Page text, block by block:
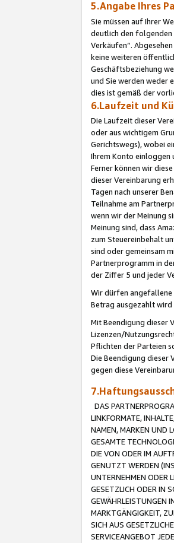
5.Angabe Ihres
Sie müssen auf Ihrer
deutlich den folgenden
Verkäufen“.
keine weiteren
Geschäftsbeziehung
und Sie werden weder
dies ist gemäß der
6.Laufzeit und
Die Laufzeit dieser
oder aus wichtigem
Gerichtswegs), wobei
Ihrem Konto einloggen
Ferner können wir
dieser Vereinbarung
Tagen nach unserer
Teilnahme am
wenn wir der Meinung
Meinung sind, dass
zum Steuereinbehalt
sind oder gemeinsam
Partnerprogramm in
der Ziffer 5 und jeder
Wir dürfen angefallene
Betrag ausgezahlt wird
Mit Beendigung dieser
Lizenzen/
Pflichten der Parteien
Die Beendigung dieser
gegen diese
DAS
LINKFORMATE,
NAMEN, MARKEN UND
GESAMTE
DIE VON ODER IM
GENUTZT WERDEN
UNTERNEHMEN ODER
GESETZLICH ODER IN
GEWÄHRLEISTUNGEN
MARKTGÄNGIGKEIT,
SICH AUS
SERVICEANGEBOT